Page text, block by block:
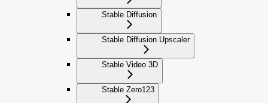
Stable Diffusion
Stable Diffusion Upscaler
Stable Video 3D
Stable Zero123